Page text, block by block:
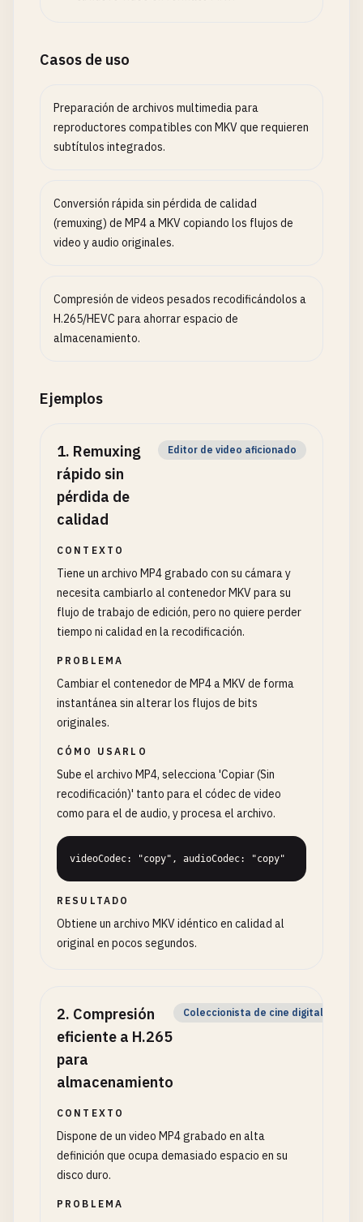
Casos de uso
Preparación de archivos multimedia para
reproductores compatibles con MKV que requieren
subtítulos integrados.
Conversión rápida sin pérdida de calidad
(remuxing) de MP4 a MKV copiando los flujos de
video y audio originales.
Compresión de videos pesados recodificándolos a
H.265/HEVC para ahorrar espacio de
almacenamiento.
Ejemplos
1. Remuxing
rápido sin
pérdida de
calidad
Editor de video aficionado
CONTEXTO
Tiene un archivo MP4 grabado con su cámara y
necesita cambiarlo al contenedor MKV para su
flujo de trabajo de edición, pero no quiere perder
tiempo ni calidad en la recodificación.
PROBLEMA
Cambiar el contenedor de MP4 a MKV de forma
instantánea sin alterar los flujos de bits
originales.
CÓMO USARLO
Sube el archivo MP4, selecciona 'Copiar (Sin
recodificación)' tanto para el códec de video
como para el de audio, y procesa el archivo.
videoCodec: "copy", audioCodec: "copy"
RESULTADO
Obtiene un archivo MKV idéntico en calidad al
original en pocos segundos.
2. Compresión
eficiente a H.265
para
almacenamiento
Coleccionista de cine digital
CONTEXTO
Dispone de un video MP4 grabado en alta
definición que ocupa demasiado espacio en su
disco duro.
PROBLEMA